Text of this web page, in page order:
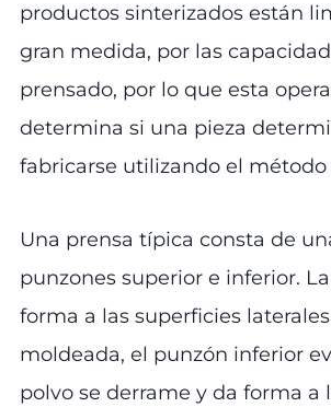
productos sinterizados están
gran medida, por las
prensado, por lo que esta
determina si una pieza
fabricarse utilizando el método
Una prensa típica consta de
punzones superior e inferior.
forma a las superficies
moldeada, el punzón inferior
polvo se derrame y da forma a